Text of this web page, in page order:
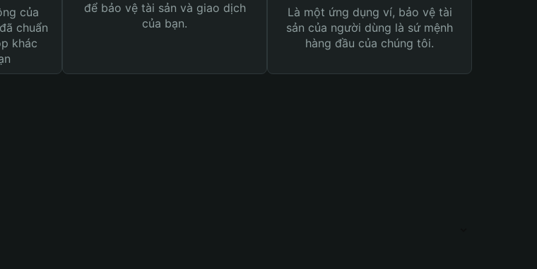
của
chuẩn
khác
để bảo vệ tài sản và giao dịch
của bạn.
Là một ứng dụng ví, bảo vệ tài
sản của người dùng là sứ mệnh
hàng đầu của chúng tôi.